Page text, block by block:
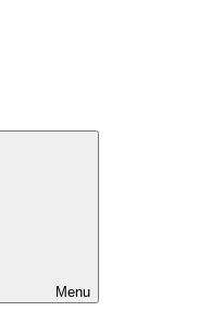
Menu